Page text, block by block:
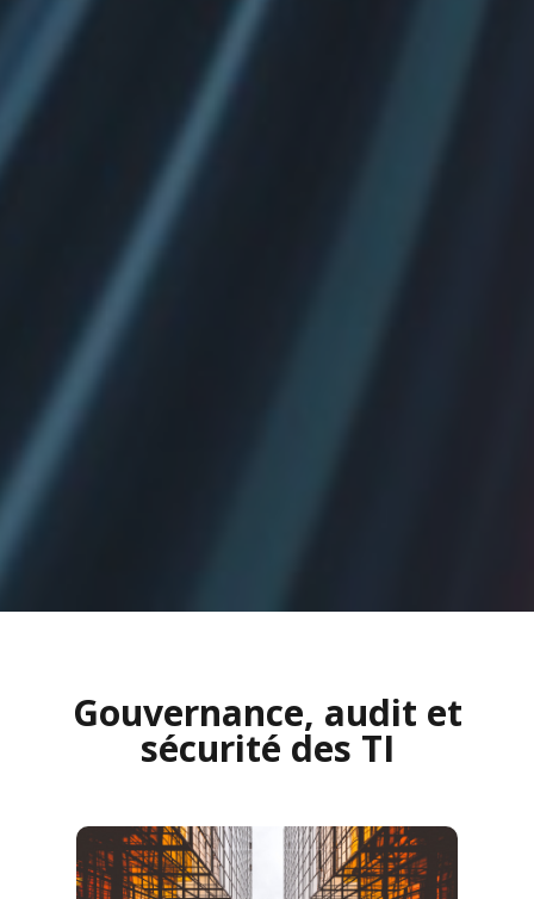
Gouvernance, audit et
sécurité des TI